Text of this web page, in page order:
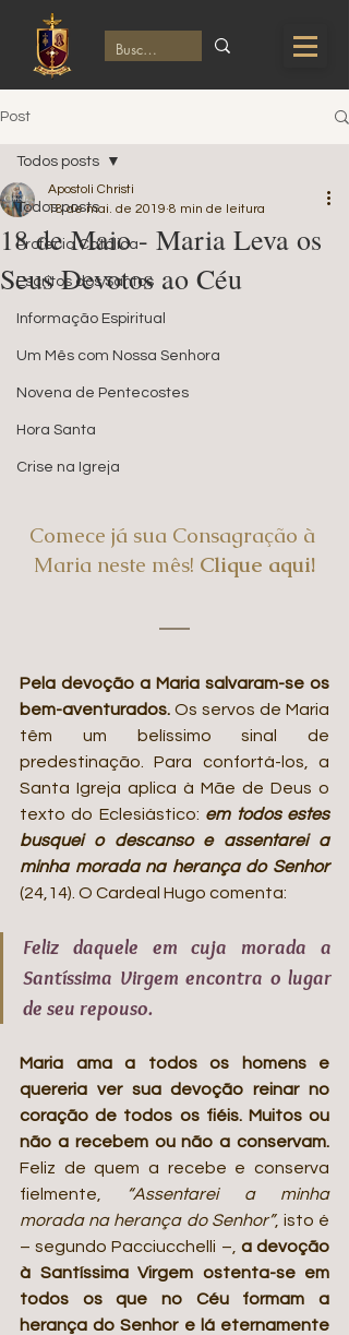
Post
Todos posts
Profecia Católica
Escritos dos Santos
Informação Espiritual
Um Mês com Nossa Senhora
Novena de Pentecostes
Hora Santa
Crise na Igreja
Todos posts
18 de Maio - Maria Leva os
Seus Devotos ao Céu
Apostoli Christi
18 de mai. de 2019 8 min de leitura
Comece já sua Consagração à
Maria neste mês! Clique aqui!
Pela devoção a Maria salvaram-se os
bem-aventurados. Os servos de Maria
têm um belíssimo sinal de
predestinação. Para confortá-los, a
Santa Igreja aplica à Mãe de Deus o
texto do Eclesiástico: em todos estes
busquei o descanso e assentarei a
minha morada na herança do Senhor
(24,14). O Cardeal Hugo comenta:
Feliz daquele em cuja morada a
Santíssima Virgem encontra o lugar
de seu repouso.
Maria ama a todos os homens e
quereria ver sua devoção reinar no
coração de todos os fiéis. Muitos ou
não a recebem ou não a conservam.
Feliz de quem a recebe e conserva
fielmente,
“Assentarei a minha
morada na herança do Senhor”, isto é
– segundo Pacciucchelli –, a devoção
à Santíssima Virgem ostenta-se em
todos os que no Céu formam a
herança do Senhor e lá eternamente